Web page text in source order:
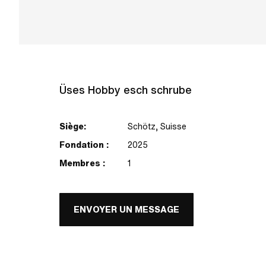
Üses Hobby esch schrube
Siège:
Schötz, Suisse
Fondation :
2025
Membres :
1
ENVOYER UN MESSAGE